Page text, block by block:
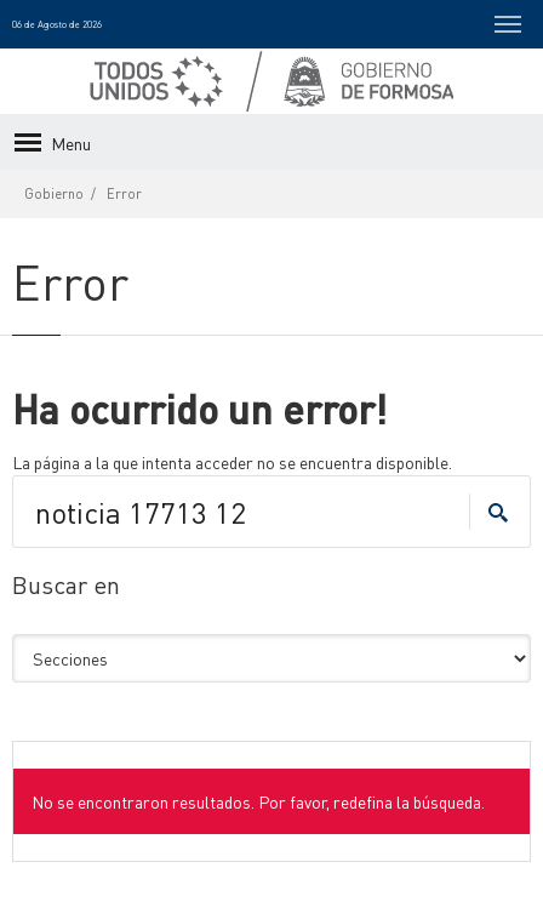
06 de Agosto de 2026
Menu
Gobierno Error
Error
Ha ocurrido un error!
La página a la que intenta acceder no se encuentra disponible.
Buscar en
No se encontraron resultados. Por favor, redefina la búsqueda.